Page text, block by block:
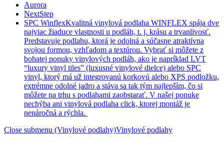
Aurora
NextStep
SPC WinflexKvalitná vinylová podlaha WINFLEX spája dve
najviac žiaduce vlastnosti u podláh, t. j. krásu a trvanlivosť.
Predstavuje podlahu, ktorá je odolná a súčasne atraktívna
svojou formou, vzhľadom a textúrou. Vybrať si môžete z
bohatej ponuky vinylových podláh, ako je napríklad LVT
“luxury vinyl tiles” (luxusné vinylové dielce) alebo SPC
vinyl, ktorý má už integrovanú korkovú alebo XPS podložku,
extrémne odolné jadro a stáva sa tak tým najlepším, čo si
môžete na trhu s podlahami zaobstarať. V našej ponuke
nechýba ani vinylová podlaha click, ktorej montáž je
nenáročná a rýchla.
Close submenu (Vinylové podlahy)Vinylové podlahy